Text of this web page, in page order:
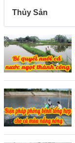
Thủy Sản